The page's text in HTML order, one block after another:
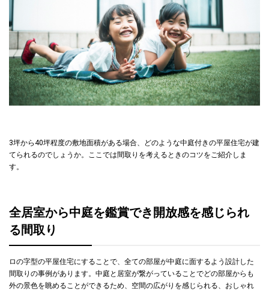
3坪から40坪程度の敷地面積がある場合、どのような中庭付きの平屋住宅が建
てられるのでしょうか。ここでは間取りを考えるときのコツをご紹介しま
す。
全居室から中庭を鑑賞でき開放感を感じられ
る間取り
ロの字型の平屋住宅にすることで、全ての部屋が中庭に面するよう設計した
間取りの事例があります。中庭と居室が繋がっていることでどの部屋からも
外の景色を眺めることができるため、空間の広がりを感じられる、おしゃれ